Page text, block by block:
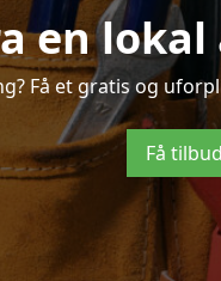
en lokal
Få et gratis og
Få